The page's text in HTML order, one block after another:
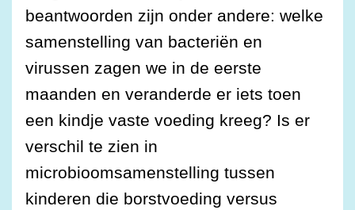
beantwoorden zijn onder andere: welke
samenstelling van bacteriën en
virussen zagen we in de eerste
maanden en veranderde er iets toen
een kindje vaste voeding kreeg? Is er
verschil te zien in
microbioomsamenstelling tussen
kinderen die borstvoeding versus